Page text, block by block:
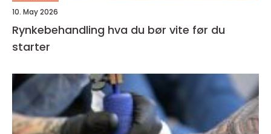
10. May 2026
Rynkebehandling hva du bør vite før du
starter